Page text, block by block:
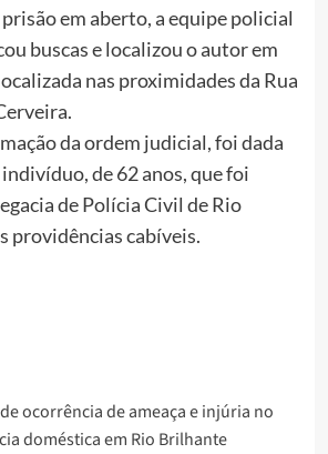
em aberto, a equipe policial
buscas e localizou o autor em
nas proximidades da Rua
da ordem judicial, foi dada
de 62 anos, que foi
de Polícia Civil de Rio
providências cabíveis.
ocorrência de ameaça e injúria no
doméstica em Rio Brilhante